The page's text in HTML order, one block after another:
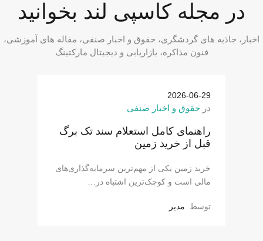
در مجله کاسپی لند بخوانید
اخبار، جاذبه های گردشگری، حقوق و اخبار صنفی، مقاله های آموزشی،
فنون مذاکره، بازاریابی و دیجیتال مارکتینگ
2026-06-29
در حقوق و اخبار صنفی
راهنمای کامل استعلام سند تک برگ
قبل از خرید زمین
خرید زمین یکی از مهم‌ترین سرمایه‌گذاری‌های
مالی است و کوچک‌ترین اشتباه در…
توسط مدیر